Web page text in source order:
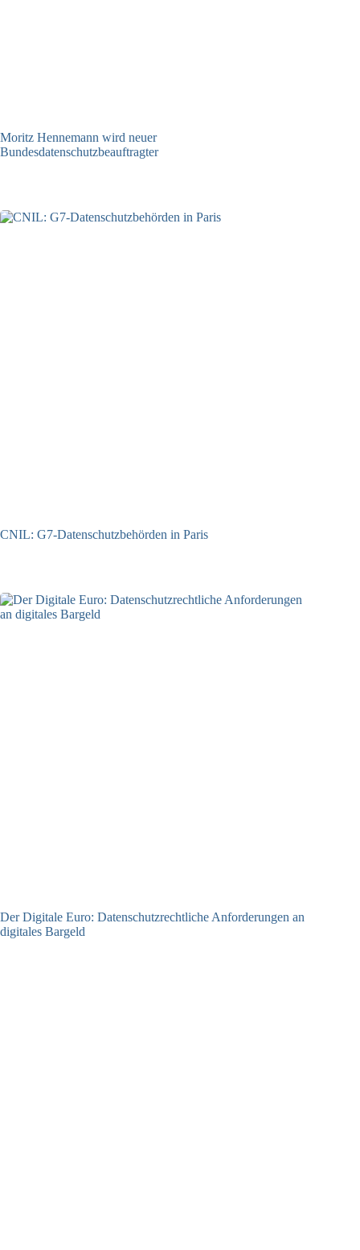
Moritz Hennemann wird neuer
Bundesdatenschutzbeauftragter
CNIL: G7-Datenschutzbehörden in Paris
Der Digitale Euro: Datenschutzrechtliche Anforderungen an
digitales Bargeld